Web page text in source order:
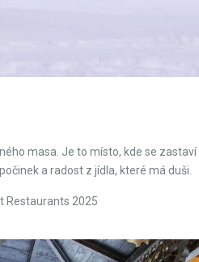
masa. Je to místo, kde se
a radost z jídla, které má duši.
Restaurants 2025